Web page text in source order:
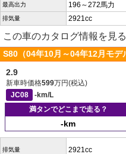
最高出力 196～272馬力
排気量 2921cc
この車のカタログ情報を見る
S80（04年10月～04年12月モデ
2.9
新車時価格599万円(税込)
JC08
-km/L
満タンでどこまで走る？
-km
排気量 2921cc